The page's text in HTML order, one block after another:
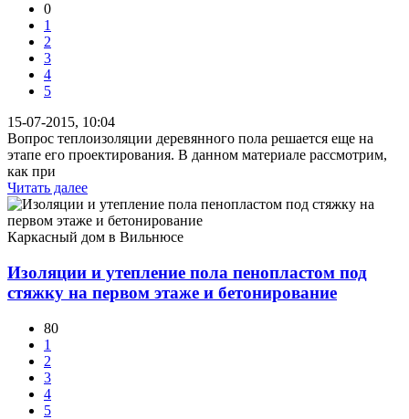
0
1
2
3
4
5
15-07-2015, 10:04
Вопрос теплоизоляции деревянного пола решается еще на
этапе его проектирования. В данном материале рассмотрим,
как при
Читать далее
Каркасный дом в Вильнюсе
Изоляции и утепление пола пенопластом под
стяжку на первом этаже и бетонирование
80
1
2
3
4
5